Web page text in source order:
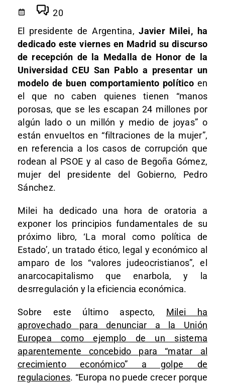
20
El presidente de Argentina,Javier Milei, ha
dedicado este viernes en Madrid su discurso
de recepción de la Medalla de Honor de la
Universidad CEU San Pablo a presentar un
modelo de buen comportamiento políticoen
el que no caben quienes tienen “manos
porosas, que se les escapan 24 millones por
algún lado o un millón y medio de joyas” o
están envueltos en “filtraciones de la mujer”,
en referencia a los casos de corrupción que
rodean al PSOE y al caso de Begoña Gómez,
mujer del presidente del Gobierno, Pedro
Sánchez.
Milei ha dedicado una hora de oratoria a
exponer los principios fundamentales de su
próximo libro, ‘La moral como política de
Estado’, un tratado ético, legal y económico al
amparo de los “valores judeocristianos”, el
anarcocapitalismo que enarbola, y la
desrregulación y la eficiencia económica.
Sobre este último aspecto, Milei ha
aprovechado para denunciar a la Unión
Europea como ejemplo de un sistema
aparentemente concebido para “matar al
crecimiento económico” a golpe de
regulaciones. “Europa no puede crecer porque